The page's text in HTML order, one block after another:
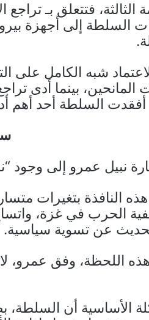
الثالثة، فتتعلق بـ
إلى أجهزة
شبه الكامل على
المانحين، بينما أدى
السلطة أحد أهم
نبيل عمرو إلى وجود
النافذة بتغيرات
الحرب في غزة، واتساع
عن تسوية سياسية.
اللحظة، وفق عمرو،
الأساسية أن السلطة،